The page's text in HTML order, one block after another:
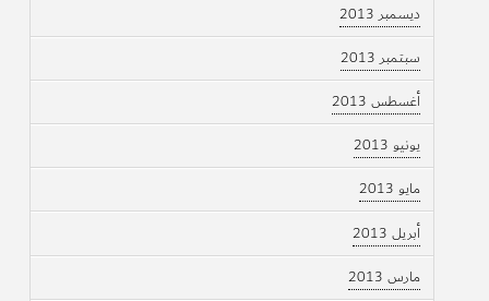
ديسمبر 2013
سبتمبر 2013
أغسطس 2013
يونيو 2013
مايو 2013
أبريل 2013
مارس 2013